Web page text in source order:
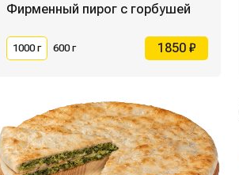
Фирменный пирог с горбушей
1000 г 600 г 1850 ₽